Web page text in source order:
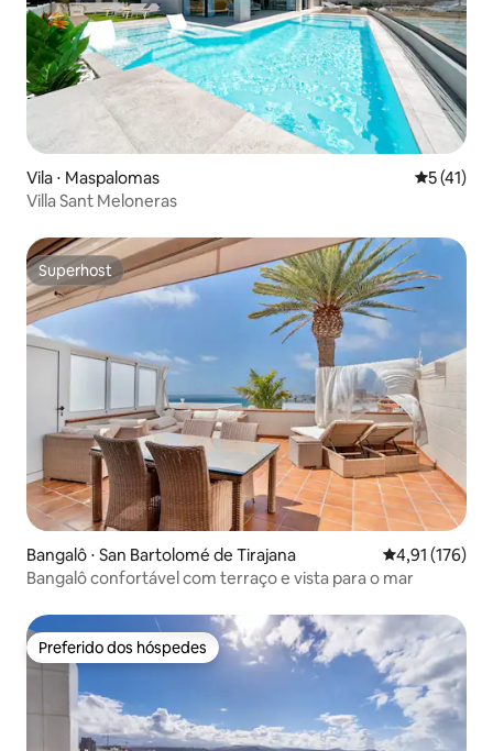
Vila ⋅ Maspalomas 5 de uma
5 (41)
Villa Sant Meloneras
Superhost
Superhost
Bangalô ⋅ San Bartolomé de Tirajana 4,91 de uma
4,91 (176)
Bangalô confortável com terraço e vista para o mar
Preferido dos hóspedes
Preferido dos hóspedes